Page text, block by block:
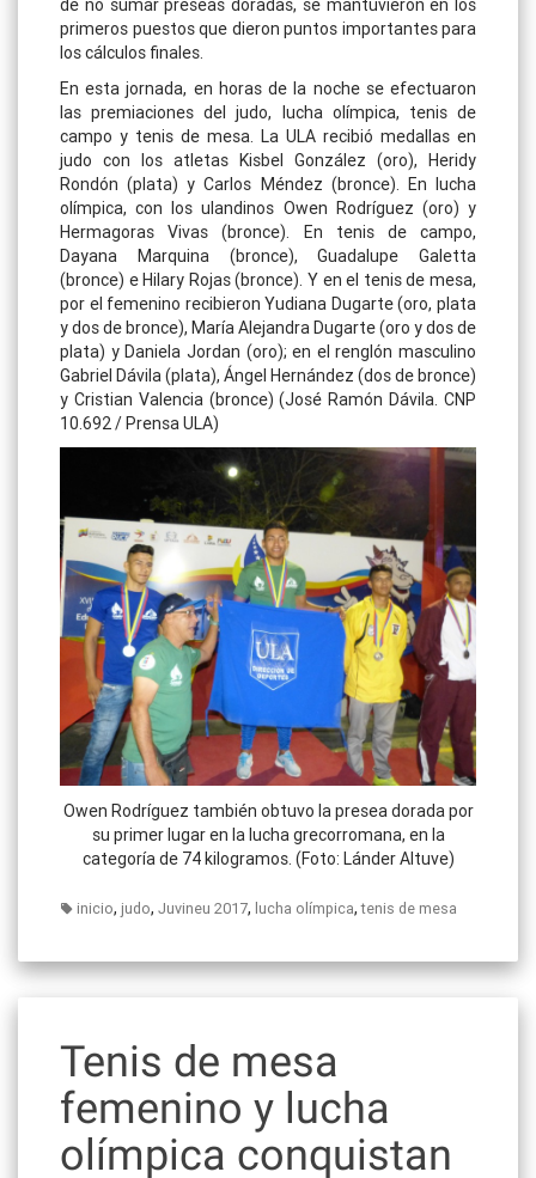
de no sumar preseas doradas, se mantuvieron en los
primeros puestos que dieron puntos importantes para
los cálculos finales.
En esta jornada, en horas de la noche se efectuaron
las premiaciones del judo, lucha olímpica, tenis de
campo y tenis de mesa. La ULA recibió medallas en
judo con los atletas Kisbel González (oro), Heridy
Rondón (plata) y Carlos Méndez (bronce). En lucha
olímpica, con los ulandinos Owen Rodríguez (oro) y
Hermagoras Vivas (bronce). En tenis de campo,
Dayana Marquina (bronce), Guadalupe Galetta
(bronce) e Hilary Rojas (bronce). Y en el tenis de mesa,
por el femenino recibieron Yudiana Dugarte (oro, plata
y dos de bronce), María Alejandra Dugarte (oro y dos de
plata) y Daniela Jordan (oro); en el renglón masculino
Gabriel Dávila (plata), Ángel Hernández (dos de bronce)
y Cristian Valencia (bronce) (José Ramón Dávila. CNP
10.692 / Prensa ULA)
Owen Rodríguez también obtuvo la presea dorada por
su primer lugar en la lucha grecorromana, en la
categoría de 74 kilogramos. (Foto: Lánder Altuve)
inicio, judo, Juvineu 2017, lucha olímpica,tenis de mesa
Tenis de mesa
femenino y lucha
olímpica conquistan